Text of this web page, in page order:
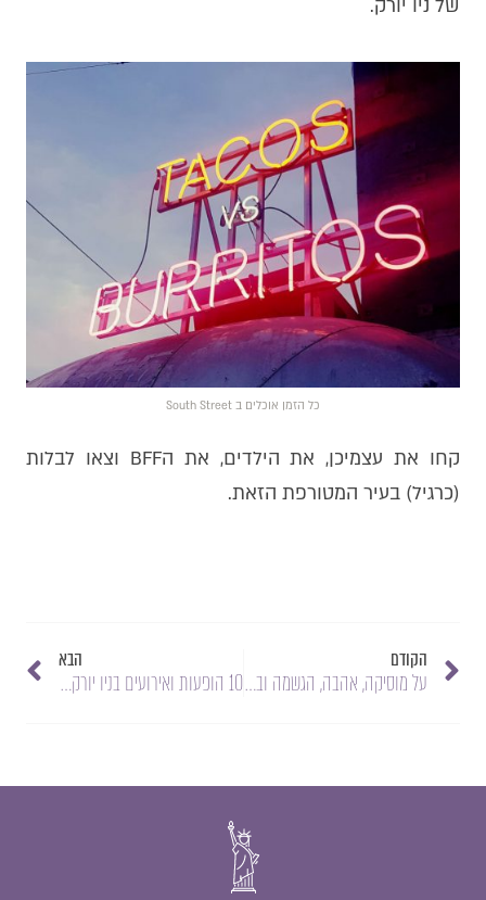
של ניו יורק.
כל הזמן אוכלים ב South Street
קחו את עצמיכן, את הילדים, את הBFF וצאו לבלות
(כרגיל) בעיר המטורפת הזאת.
הקודם
על מוסיקה, אהבה, הגשמה ובריכת דגים יפנית | ליאת ברקו כובשת את ניו יורק ברוק אנד רול
הבא
10 הופעות ואירועים בניו יורק בסתיו 2017 | חלק א׳